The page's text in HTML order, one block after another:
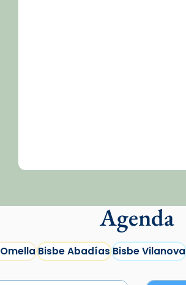
Agenda
Bisbe AbadíasBisbe Vilanova